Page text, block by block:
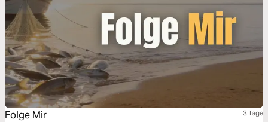
Folge Mir 3 Tage